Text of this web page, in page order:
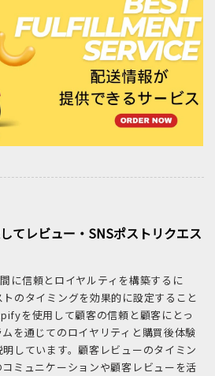
てレビュー・SNSポストリクエス
に信頼とロイヤルティを構築するに
のタイミングを効果的に設定すること
を使用して顧客の信頼と顧客にとっ
を通じてのロイヤリティと購買後体験
しています。顧客レビューのタイミン
ミュニケーションや顧客レビューを活